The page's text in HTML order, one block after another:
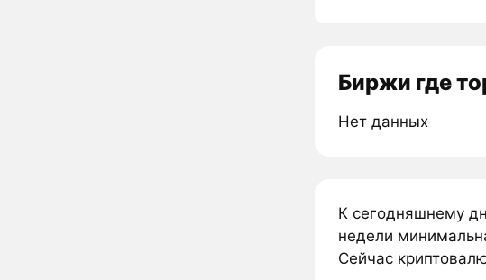
Биржи где
Нет данных
К сегодняшнему
недели
Сейчас